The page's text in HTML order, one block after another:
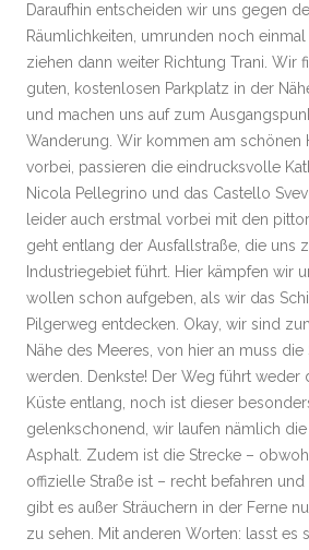
Daraufhin entscheiden wir uns gegen
Räumlichkeiten, umrunden noch
ziehen dann weiter Richtung Trani. Wir
guten, kostenlosen Parkplatz in der
und machen uns auf zum
Wanderung. Wir kommen am schönen
vorbei, passieren die eindrucksvolle
Nicola Pellegrino und das Castello
leider auch erstmal vorbei mit den
geht entlang der Ausfallstraße, die uns
Industriegebiet führt. Hier kämpfen wir
wollen schon aufgeben, als wir das
Pilgerweg entdecken. Okay, wir sind
Nähe des Meeres, von hier an muss die
werden. Denkste! Der Weg führt weder
Küste entlang, noch ist dieser
gelenkschonend, wir laufen nämlich
Asphalt. Zudem ist die Strecke –
offizielle Straße ist – recht befahren
gibt es außer Sträuchern in der Ferne
zu sehen. Mit anderen Worten: lasst es